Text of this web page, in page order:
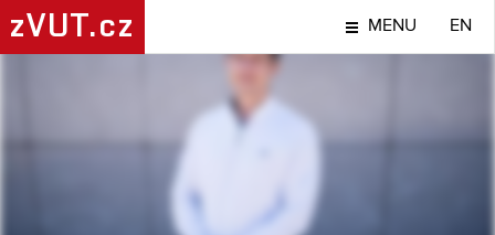
zVUT.cz MENU EN
NÁPADY A OBJEVY